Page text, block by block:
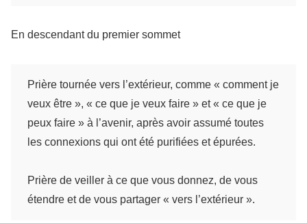
En descendant du premier sommet
Prière tournée vers l’extérieur, comme « comment je
veux être », « ce que je veux faire » et « ce que je
peux faire » à l’avenir, après avoir assumé toutes
les connexions qui ont été purifiées et épurées.
Prière de veiller à ce que vous donnez, de vous
étendre et de vous partager « vers l’extérieur ».